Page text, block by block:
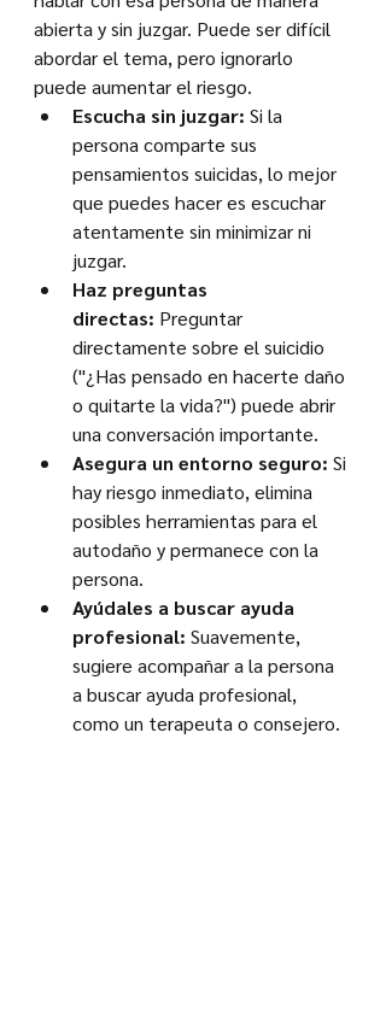
abierta y sin juzgar. Puede ser difícil
abordar el tema, pero ignorarlo
puede aumentar el riesgo.
Escucha sin juzgar: Si la
persona comparte sus
pensamientos suicidas, lo mejor
que puedes hacer es escuchar
atentamente sin minimizar ni
juzgar.
Haz preguntas
directas: Preguntar
directamente sobre el suicidio
("¿Has pensado en hacerte daño
o quitarte la vida?") puede abrir
una conversación importante.
Asegura un entorno seguro: Si
hay riesgo inmediato, elimina
posibles herramientas para el
autodaño y permanece con la
persona.
Ayúdales a buscar ayuda
profesional: Suavemente,
sugiere acompañar a la persona
a buscar ayuda profesional,
como un terapeuta o consejero.